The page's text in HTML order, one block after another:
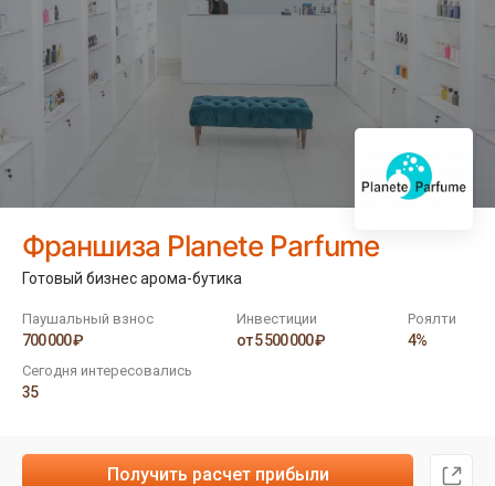
Франшиза Planete Parfume
Готовый бизнес арома-бутика
Паушальный взнос
700 000 ₽
Инвестиции
от 5 500 000 ₽
Роялти
4%
Сегодня интересовались
35
Получить расчет прибыли